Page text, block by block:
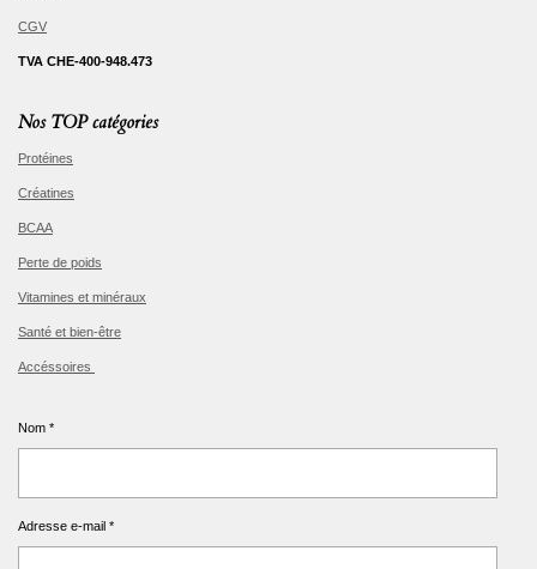
CGV
TVA CHE-400-948.473
Nos TOP catégories
Protéines
Créatines
BCAA
Perte de poids
Vitamines et minéraux
Santé et bien-être
Accéssoires
Nom *
Adresse e-mail *